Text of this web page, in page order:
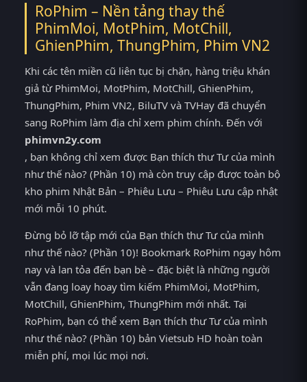
RoPhim – Nền tảng thay thế
PhimMoi, MotPhim, MotChill,
GhienPhim, ThungPhim, Phim VN2
Khi các tên miền cũ liên tục bị chặn, hàng triệu khán
giả từ PhimMoi, MotPhim, MotChill, GhienPhim,
ThungPhim, Phim VN2, BiluTV và TVHay đã chuyển
sang RoPhim làm địa chỉ xem phim chính. Đến với
phimvn2y.com
, bạn không chỉ xem được Bạn thích thư Tư của mình
như thế nào? (Phần 10) mà còn truy cập được toàn bộ
kho phim Nhật Bản – Phiêu Lưu – Phiêu Lưu cập nhật
mới mỗi 10 phút.
Đừng bỏ lỡ tập mới của Bạn thích thư Tư của mình
như thế nào? (Phần 10)! Bookmark RoPhim ngay hôm
nay và lan tỏa đến bạn bè – đặc biệt là những người
vẫn đang loay hoay tìm kiếm PhimMoi, MotPhim,
MotChill, GhienPhim, ThungPhim mới nhất. Tại
RoPhim, bạn có thể xem Bạn thích thư Tư của mình
như thế nào? (Phần 10) bản Vietsub HD hoàn toàn
miễn phí, mọi lúc mọi nơi.